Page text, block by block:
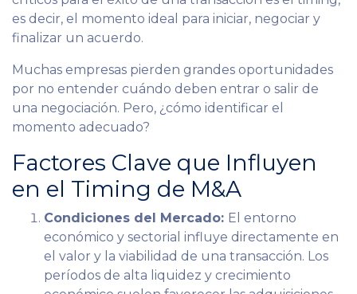
es decir, el momento ideal para iniciar, negociar y
finalizar un acuerdo.
Muchas empresas pierden grandes oportunidades
por no entender cuándo deben entrar o salir de
una negociación. Pero, ¿cómo identificar el
momento adecuado?
Factores Clave que Influyen
en el Timing de M&A
Condiciones del Mercado: El entorno
económico y sectorial influye directamente en
el valor y la viabilidad de una transacción. Los
períodos de alta liquidez y crecimiento